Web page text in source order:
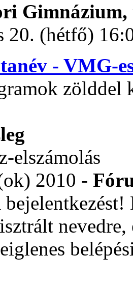
Gimnázium,
20. (hétfő)
- VMG-
zölddel
elszámolás
2010 -